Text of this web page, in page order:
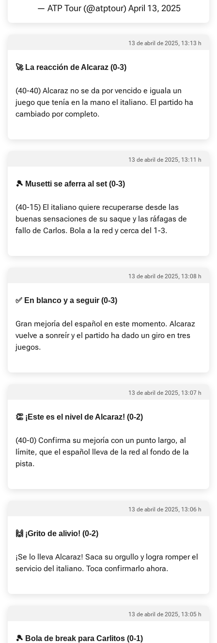
— ATP Tour (@atptour) April 13, 2025
13 de abril de 2025, 13:13 h
🚀 La reacción de Alcaraz (0-3)
(40-40) Alcaraz no se da por vencido e iguala un
juego que tenía en la mano el italiano. El partido ha
cambiado por completo.
13 de abril de 2025, 13:11 h
🎾 Musetti se aferra al set (0-3)
(40-15) El italiano quiere recuperarse desde las
buenas sensaciones de su saque y las ráfagas de
fallo de Carlos. Bola a la red y cerca del 1-3.
13 de abril de 2025, 13:08 h
✅ En blanco y a seguir (0-3)
Gran mejoría del español en este momento. Alcaraz
vuelve a sonreír y el partido ha dado un giro en tres
juegos.
13 de abril de 2025, 13:07 h
👏 ¡Este es el nivel de Alcaraz! (0-2)
(40-0) Confirma su mejoría con un punto largo, al
límite, que el español lleva de la red al fondo de la
pista.
13 de abril de 2025, 13:06 h
🙌 ¡Grito de alivio! (0-2)
¡Se lo lleva Alcaraz! Saca su orgullo y logra romper el
servicio del italiano. Toca confirmarlo ahora.
13 de abril de 2025, 13:05 h
🎾 Bola de break para Carlitos (0-1)